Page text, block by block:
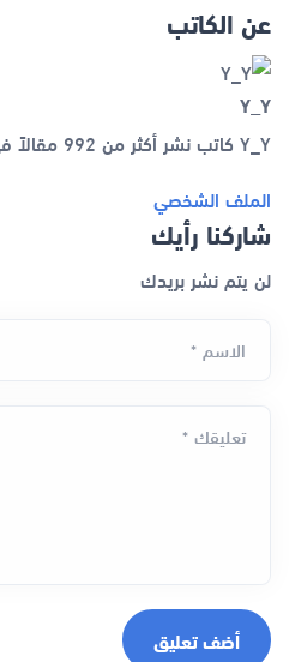
عن الكاتب
Y_Y
Y_Y كاتب نشر أكثر من 992 مقالاً في ألعاب وتطبيقات وتعلم.
الملف الشخصي
شاركنا رأيك
لن يتم نشر بريدك
الاسم *
تعليقك *
أضف تعليق